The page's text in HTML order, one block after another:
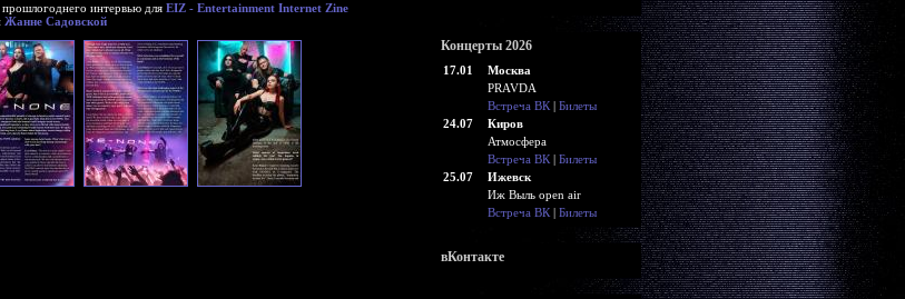
прошлогоднего интервью для EIZ - Entertainment Internet Zine
Жанне Садовской
Концерты 2026
17.01
Москва
PRAVDA
Встреча ВК | Билеты
24.07
Киров
Атмосфера
Встреча ВК | Билеты
25.07
Ижевск
Иж Выль open air
Встреча ВК | Билеты
вКонтакте